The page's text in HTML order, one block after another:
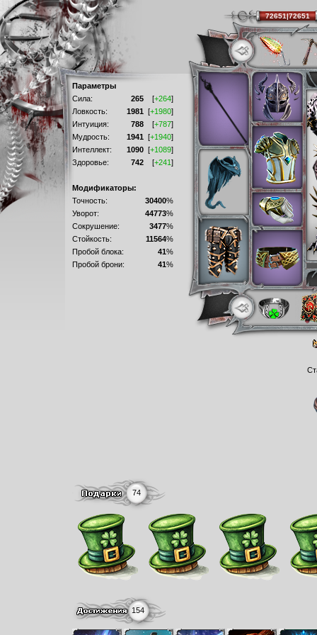
Параметры
Сила:
265 [+264]
Ловкость:
1981 [+1980]
Интуиция:
788 [+787]
Мудрость:
1941 [+1940]
Интеллект:
1090 [+1089]
Здоровье:
742 [+241]
Модификаторы:
Точность:
30400%
Уворот:
44773%
Сокрушение:
3477%
Стойкость:
11564%
Пробой блока:
41%
Пробой брони:
41%
74
154
72651|72651